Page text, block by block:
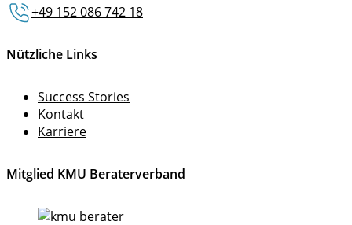
+49 152 086 742 18
Nützliche Links
Success Stories
Kontakt
Karriere
Mitglied KMU Beraterverband